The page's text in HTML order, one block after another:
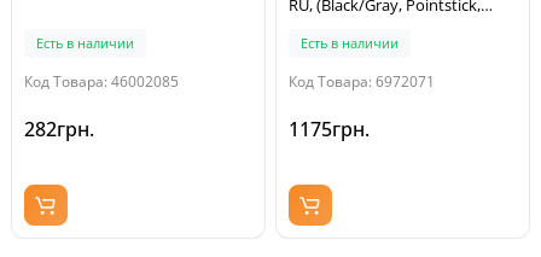
Есть в наличии
Код Товара: 46002085
282грн.
RU, (Black/Gray, Pointstick,
Есть в наличии
Код Товара: 6972071
1175грн.